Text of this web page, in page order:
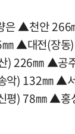
은 ▲천안
▲대전(장동
) 226㎜ ▲공
악) 132㎜ ▲
평) 78㎜ ▲홍